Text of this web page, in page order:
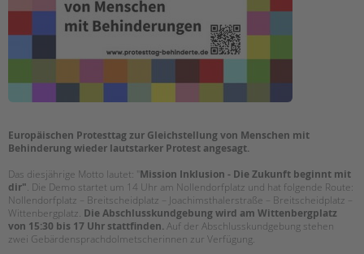
PROFIL | LEITBILD
Bereiche im Überblick
Kinder- und Jugendschutz
Gesellschafter VdK
tandem international
KARRIERE
Stellenangebote
tandem als Arbeitgeberin
NEWS/BLOG
Europäischen Protesttag zur Gleichstellung von Menschen mit
Behinderung wieder lautstarker Protest angesagt.
Das diesjährige Motto lautet: "Mission Inklusion - Die Zukunft beginnt mit
dir". Die Demo startet um 14 Uhr am Nollendorfplatz und hat folgende Route:
Nollendorfplatz – Breitscheidplatz – Joachimsthalerstraße – Breitscheidplatz –
Wittenbergplatz. Die Abschlusskundgebung wird am Wittenbergplatz
von 15:30 bis 17 Uhr stattfinden.Auf der Abschlusskundgebung stehen
zwei Gebärdensprachdolmetscherinnen zur Verfügung.